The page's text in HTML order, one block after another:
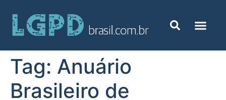
Tag: Anuário
Brasileiro de